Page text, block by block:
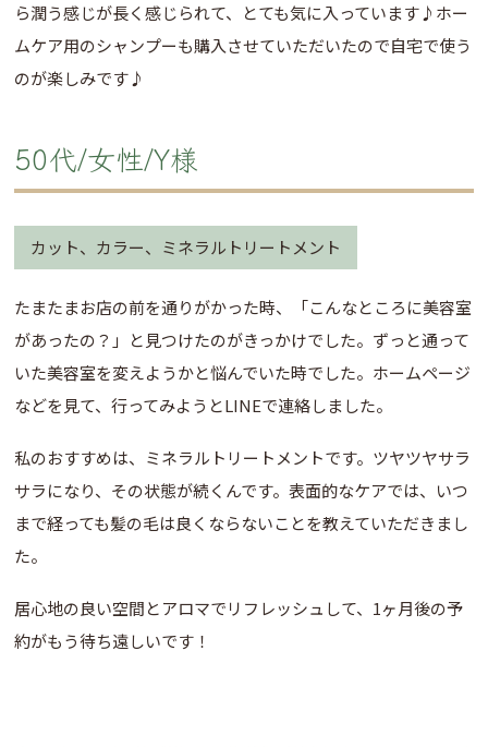
ら潤う感じが長く感じられて、とても気に入っています♪ホー
ムケア用のシャンプーも購入させていただいたので自宅で使う
のが楽しみです♪
50代/女性/Y様
カット、カラー、ミネラルトリートメント
たまたまお店の前を通りがかった時、「こんなところに美容室
があったの？」と見つけたのがきっかけでした。ずっと通って
いた美容室を変えようかと悩んでいた時でした。ホームページ
などを見て、行ってみようとLINEで連絡しました。
私のおすすめは、ミネラルトリートメントです。ツヤツヤサラ
サラになり、その状態が続くんです。表面的なケアでは、いつ
まで経っても髪の毛は良くならないことを教えていただきまし
た。
居心地の良い空間とアロマでリフレッシュして、1ヶ月後の予
約がもう待ち遠しいです！